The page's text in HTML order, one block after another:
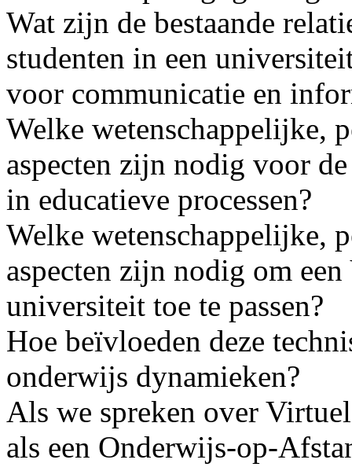
Wat zijn de bestaande
studenten in een
voor communicatie en
Welke wetenschappelijke,
aspecten zijn nodig voor
in educatieve processen?
Welke wetenschappelijke,
aspecten zijn nodig om
universiteit toe te passen?
Hoe beïvloeden deze
onderwijs dynamieken?
Als we spreken over
als een Onderwijs-op-